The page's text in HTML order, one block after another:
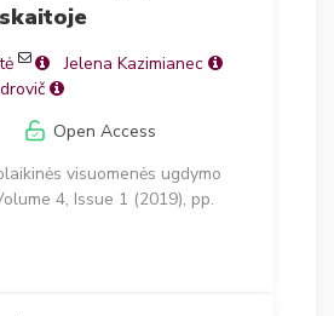
Jelena Kazimianec
Open Access
visuomenės ugdymo
4, Issue 1 (2019), pp.